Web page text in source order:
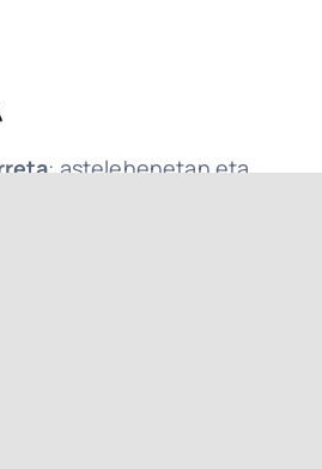
: astelehenetan eta